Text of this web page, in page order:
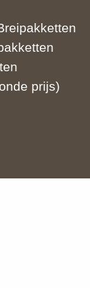
prijs)